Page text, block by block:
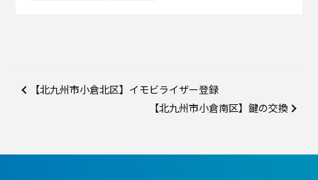
【北九州市小倉北区】イモビライザー登録
【北九州市小倉南区】鍵の交換